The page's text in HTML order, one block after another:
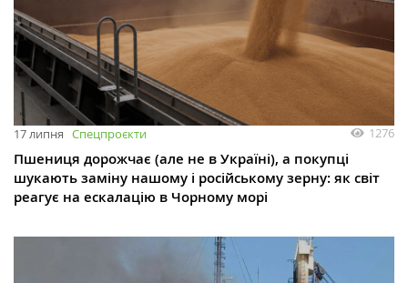
17 липня Спецпроєкти 1276
Пшениця дорожчає (але не в Україні), а покупці
шукають заміну нашому і російському зерну: як світ
реагує на ескалацію в Чорному морі